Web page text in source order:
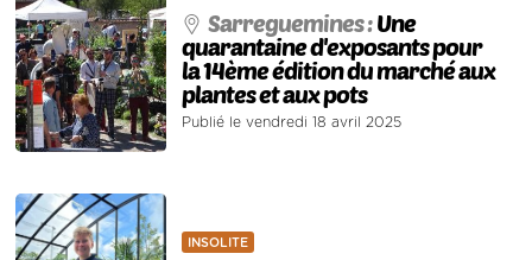
Sarreguemines :Une
quarantaine d'exposants pour
la 14ème édition du marché aux
plantes et aux pots
Publié le vendredi 18 avril 2025
INSOLITE